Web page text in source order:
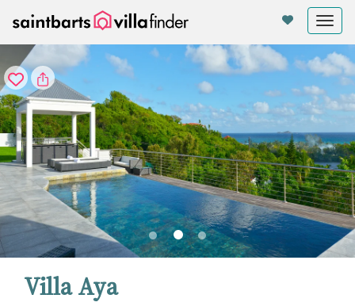
Villa Aya
Panel de gestión de cookies